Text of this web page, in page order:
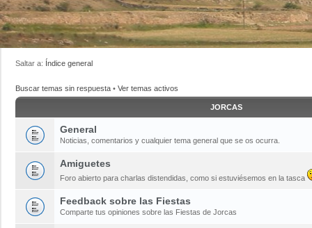
Saltar a: Índice general
Buscar temas sin respuesta • Ver temas activos
JORCAS
General
Noticias, comentarios y cualquier tema general que se os ocurra.
Amiguetes
Foro abierto para charlas distendidas, como si estuviésemos en la tasca
Feedback sobre las Fiestas
Comparte tus opiniones sobre las Fiestas de Jorcas